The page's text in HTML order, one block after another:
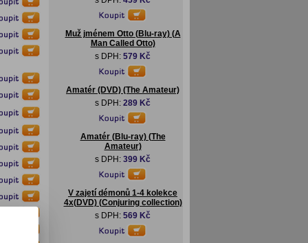
Muž jménem Otto (Blu-ray) (A
Man Called Otto)
s DPH: 579 Kč
Amatér (DVD) (The Amateur)
s DPH: 289 Kč
Amatér (Blu-ray) (The
Amateur)
s DPH: 399 Kč
V zajetí démonů 1-4 kolekce
4x(DVD) (Conjuring collection)
s DPH: 569 Kč